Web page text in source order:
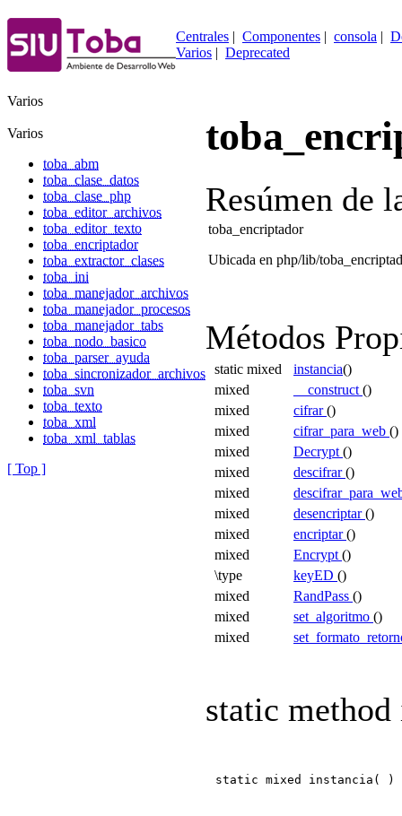
Centrales | Componentes | consola |
Varios | Deprecated
Varios
Varios
toba_abm
toba_clase_datos
toba_clase_php
toba_editor_archivos
toba_editor_texto
toba_encriptador
toba_extractor_clases
toba_ini
toba_manejador_archivos
toba_manejador_procesos
toba_manejador_tabs
toba_nodo_basico
toba_parser_ayuda
toba_sincronizador_archivos
toba_svn
toba_texto
toba_xml
toba_xml_tablas
[ Top ]
Resúmen de
toba_encriptador
Ubicada en php/lib/
Métodos
static mixed instancia()
mixed
__construct ()
mixed
cifrar()
mixed
cifrar_para_web
mixed
Decrypt ()
mixed
descifrar()
mixed
mixed
desencriptar()
mixed
encriptar()
mixed
Encrypt ()
\type
keyED ()
mixed
RandPass ()
mixed
set_algoritmo ()
mixed
static method
static mixed instancia( )